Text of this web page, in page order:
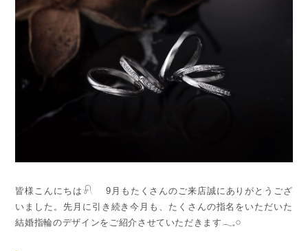
皆様こんにちは𓍯 9月もたくさんのご来店誠にありがとうござ
いました。先月に引き続き今月も、たくさんの指名をいただいた
結婚指輪のデザインをご紹介させていただきます𓂃𓈒𓏸